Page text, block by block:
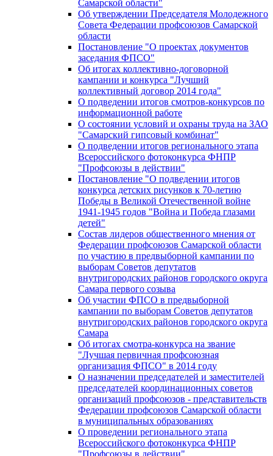
Самарской области"
Об утверждении Председателя Молодежного
Совета Федерации профсоюзов Самарской
области
Постановление "О проектах документов
заседания ФПСО"
Об итогах коллективно-договорной
кампании и конкурса "Лучший
коллективный договор 2014 года"
О подведении итогов смотров-конкурсов по
информационной работе
О состоянии условий и охраны труда на ЗАО
"Самарский гипсовый комбинат"
О подведении итогов регионального этапа
Всероссийского фотоконкурса ФНПР
"Профсоюзы в действии"
Постановление "О подведении итогов
конкурса детских рисунков к 70-летию
Победы в Великой Отечественной войне
1941-1945 годов "Война и Победа глазами
детей"
Состав лидеров общественного мнения от
Федерации профсоюзов Самарской области
по участию в предвыборной кампании по
выборам Советов депутатов
внутригородских районов городского округа
Самара первого созыва
Об участии ФПСО в предвыборной
кампании по выборам Советов депутатов
внутригородских районов городского округа
Самара
Об итогах смотра-конкурса на звание
"Лучшая первичная профсоюзная
организация ФПСО" в 2014 году
О назначении председателей и заместителей
председателей координационных советов
организаций профсоюзов - представительств
Федерации профсоюзов Самарской области
в муниципальных образованиях
О проведении регионального этапа
Всероссийского фотоконкурса ФНПР
"Профсоюзы в действии"